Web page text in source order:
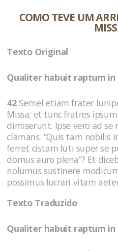
COMO TEVE UM
Texto Original
Qualiter habuit raptum in
42Semel etiam frater
Missa; et tunc fratres
dimiserunt. Ipse vero ad se
clamans: “Quis tam
ferret cistam luti super se
domus auro plena”? Et
nolumus sustinere
possimus lucrari vitam
Texto Traduzido
Qualiter habuit raptum in